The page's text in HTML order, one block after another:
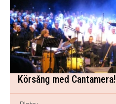
Körsång med Cantamera!